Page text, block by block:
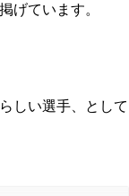
げています。
しい選手、として